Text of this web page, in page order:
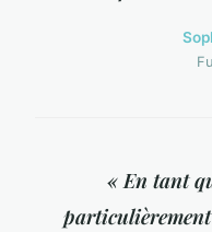
« En tant